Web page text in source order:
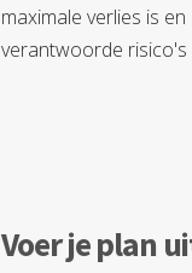
maximale verlies is en
verantwoorde risico's
Voer je plan